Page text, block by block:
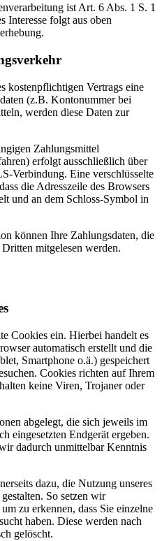
ist Art. 6 Abs. 1 S. 1
Interesse folgt aus oben
kostenpflichtigen Vertrags eine
(z.B. Kontonummer bei
werden diese Daten zur
Zahlungsmittel
erfolgt ausschließlich über
Verbindung. Eine verschlüsselte
die Adresszeile des Browsers
und an dem Schloss-Symbol in
können Ihre Zahlungsdaten, die
mitgelesen werden.
Cookies ein. Hierbei handelt es
automatisch erstellt und die
Smartphone o.ä.) gespeichert
Cookies richten auf Ihrem
keine Viren, Trojaner oder
abgelegt, die sich jeweils im
eingesetzten Endgerät ergeben.
dadurch unmittelbar Kenntnis
dazu, die Nutzung unseres
So setzen wir
zu erkennen, dass Sie einzelne
haben. Diese werden nach
gelöscht.